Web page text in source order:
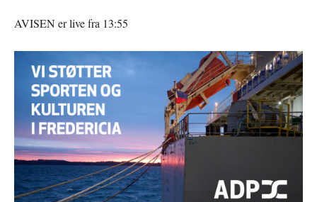
AVISEN er live fra 13:55